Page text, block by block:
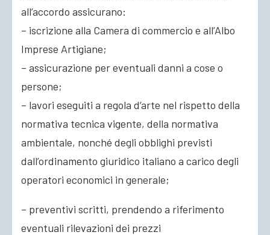
all’accordo assicurano:
– iscrizione alla Camera di commercio e all’Albo
Imprese Artigiane;
– assicurazione per eventuali danni a cose o
persone;
– lavori eseguiti a regola d’arte nel rispetto della
normativa tecnica vigente, della normativa
ambientale, nonché degli obblighi previsti
dall’ordinamento giuridico italiano a carico degli
operatori economici in generale;
– preventivi scritti, prendendo a riferimento
eventuali rilevazioni dei prezzi